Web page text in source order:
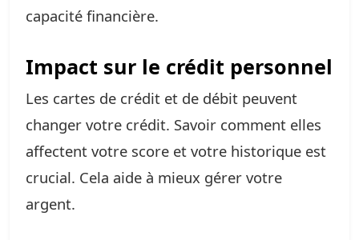
capacité financière.
Impact sur le crédit personnel
Les cartes de crédit et de débit peuvent
changer votre crédit. Savoir comment elles
affectent votre score et votre historique est
crucial. Cela aide à mieux gérer votre
argent.